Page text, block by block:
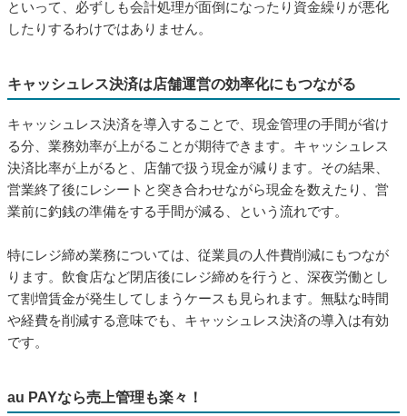
といって、必ずしも会計処理が面倒になったり資金繰りが悪化
したりするわけではありません。
キャッシュレス決済は店舗運営の効率化にもつながる
キャッシュレス決済を導入することで、現金管理の手間が省け
る分、業務効率が上がることが期待できます。キャッシュレス
決済比率が上がると、店舗で扱う現金が減ります。その結果、
営業終了後にレシートと突き合わせながら現金を数えたり、営
業前に釣銭の準備をする手間が減る、という流れです。
特にレジ締め業務については、従業員の人件費削減にもつなが
ります。飲食店など閉店後にレジ締めを行うと、深夜労働とし
て割増賃金が発生してしまうケースも見られます。無駄な時間
や経費を削減する意味でも、キャッシュレス決済の導入は有効
です。
au PAYなら売上管理も楽々！